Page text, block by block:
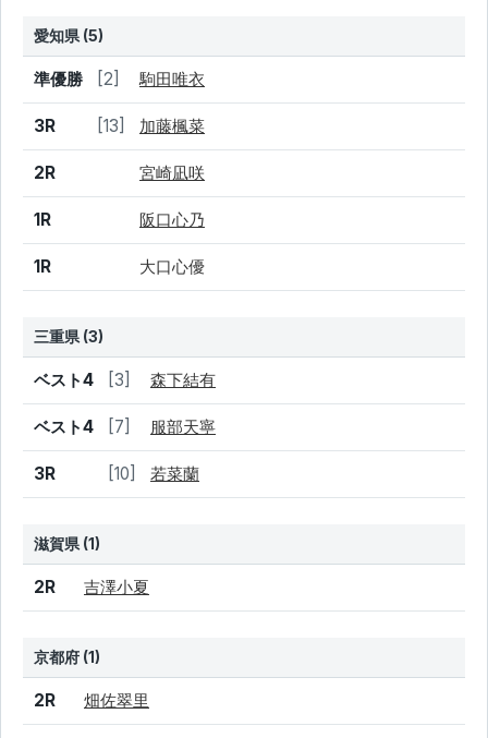
愛知県 (5)
結果 シード 選手名
準優勝 [2] 駒田唯衣
3R [13] 加藤楓菜
2R 宮崎凪咲
1R 阪口心乃
1R 大口心優
三重県 (3)
結果 シード 選手名
ベスト4 [3] 森下結有
ベスト4 [7] 服部天寧
3R [10] 若菜蘭
滋賀県 (1)
結果 シード 選手名
2R 吉澤小夏
京都府 (1)
結果 シード 選手名
2R 畑佐翠里